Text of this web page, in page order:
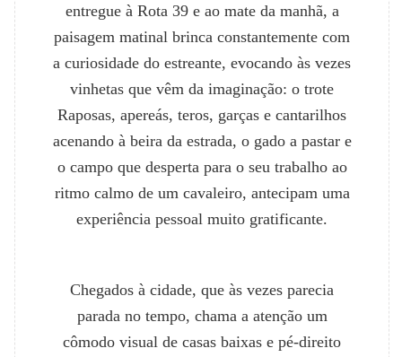
entregue à Rota 39 e ao mate da manhã, a
paisagem matinal brinca constantemente com
a curiosidade do estreante, evocando às vezes
vinhetas que vêm da imaginação: o trote
Raposas, apereás, teros, garças e cantarilhos
acenando à beira da estrada, o gado a pastar e
o campo que desperta para o seu trabalho ao
ritmo calmo de um cavaleiro, antecipam uma
experiência pessoal muito gratificante.
Chegados à cidade, que às vezes parecia
parada no tempo, chama a atenção um
cômodo visual de casas baixas e pé-direito